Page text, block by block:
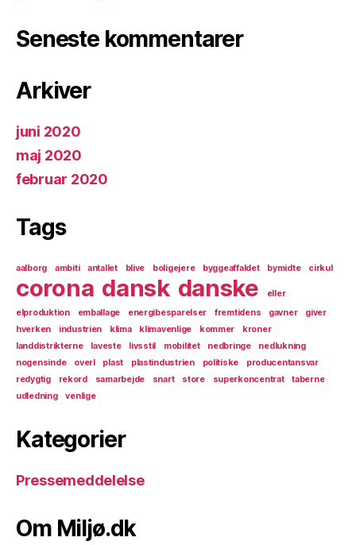
Seneste kommentarer
Arkiver
juni 2020
maj 2020
februar 2020
Tags
aalborg ambiti antallet blive boligejere byggeaffaldet bymidte cirkul
corona dansk danske
eller
elproduktion
emballage energibesparelser fremtidens gavner
giver
hverken
industrien klima klimavenlige kommer
kroner
landdistrikterne
laveste livsstil mobilitet nedbringe
nedlukning
nogensinde
overl plast plastindustrien politiske
producentansvar
redygtig
rekord samarbejde snart store superkoncentrat
taberne
udledning
venlige
Kategorier
Pressemeddelelse
Om Miljø.dk